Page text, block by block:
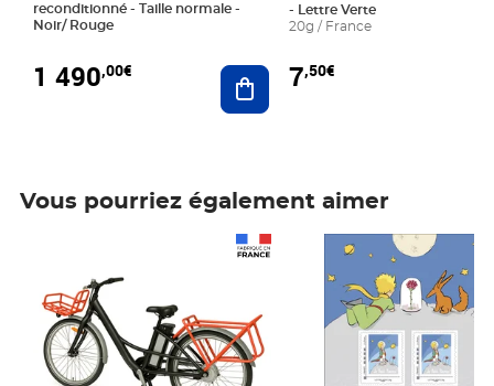
reconditionné - Taille normale -
Noir/ Rouge
1 490,00€ Ajouter au panier
- Lettre Verte
20g / France
7,50€
Vous pourriez également aimer
Prix 7,50€